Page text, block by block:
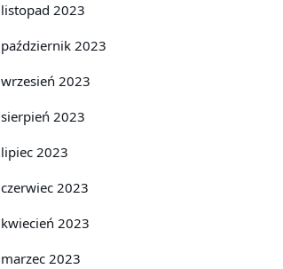
listopad 2023
październik 2023
wrzesień 2023
sierpień 2023
lipiec 2023
czerwiec 2023
kwiecień 2023
marzec 2023